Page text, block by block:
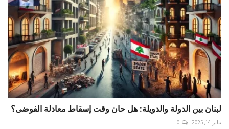
لبنان بين الدولة والدويلة: هل حان وقت إسقاط معادلة الفوضى؟
يناير 14, 2025 0